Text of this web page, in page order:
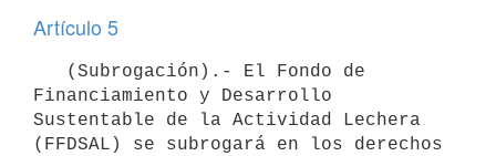
Artículo 5
Financiamiento y Desarrollo
Sustentable de la Actividad Lechera
(FFDSAL) se subrogará en los derechos